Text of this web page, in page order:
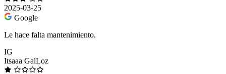
2025-03-25
Google
Le hace falta mantenimiento.
IG
Itsaaa GalLoz